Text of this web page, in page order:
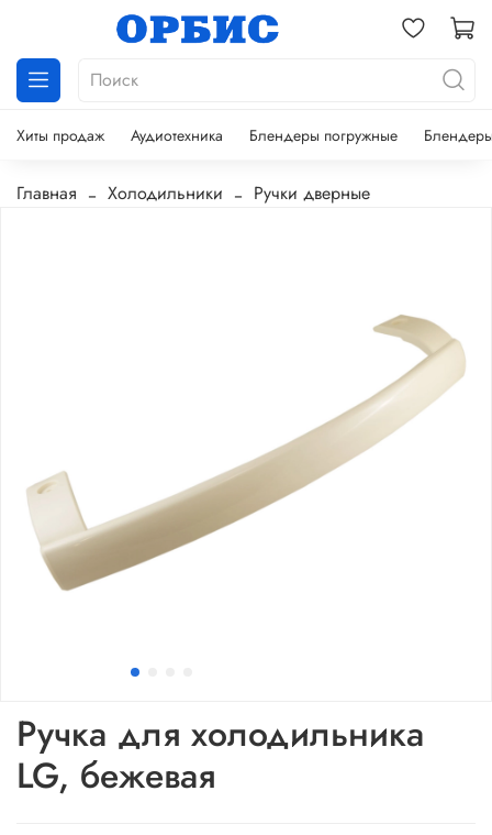
Хиты продаж Аудиотехника Блендеры погружные
Главная Холодильники Ручки дверные
Ручка для холодильника
LG, бежевая